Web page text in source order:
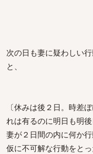
次の日も妻に疑わしい
と、
〔休みは後２日。時差
れは有るのに明日も明
妻が２日間の内に何か
仮に不可解な行動をと